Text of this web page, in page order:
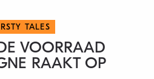
TALES
VOORRAAD
RAAKT OP